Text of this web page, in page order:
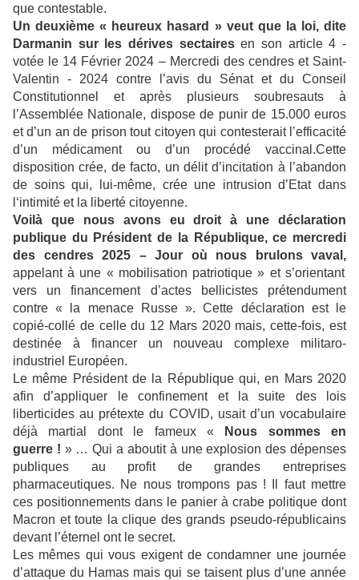
que contestable.
Un deuxième « heureux hasard » veut que la loi, dite
Darmanin sur les dérives sectairesen son article 4 -
votée le 14 Février 2024 – Mercredi des cendres et Saint-
Valentin - 2024 contre l’avis du Sénat et du Conseil
Constitutionnel et après plusieurs soubresauts à
l’Assemblée Nationale, dispose de punir de 15.000 euros
et d’un an de prison tout citoyen qui contesterait l’efficacité
d’un médicament ou d’un procédé vaccinal.Cette
disposition crée, de facto, un délit d’incitation à l’abandon
de soins qui, lui-même, crée une intrusion d’Etat dans
l‘intimité et la liberté citoyenne.
Voilà que nous avons eu droit à une déclaration
publique du Président de la République, ce mercredi
des cendres 2025 – Jour où nous brulons vaval,
appelant à une « mobilisation patriotique » et s’orientant
vers un financement d’actes bellicistes prétendument
contre « la menace Russe ». Cette déclaration est le
copié-collé de celle du 12 Mars 2020 mais, cette-fois, est
destinée à financer un nouveau complexe militaro-
industriel Européen.
Le même Président de la République qui, en Mars 2020
afin d’appliquer le confinement et la suite des lois
liberticides au prétexte du COVID, usait d’un vocabulaire
déjà martial dont le fameux «
Nous sommes en
guerre ! » … Qui a aboutit à une explosion des dépenses
publiques au profit de grandes entreprises
pharmaceutiques. Ne nous trompons pas ! Il faut mettre
ces positionnements dans le panier à crabe politique dont
Macron et toute la clique des grands pseudo-républicains
devant l’éternel ont le secret.
Les mêmes qui vous exigent de condamner une journée
d’attaque du Hamas mais qui se taisent plus d’une année